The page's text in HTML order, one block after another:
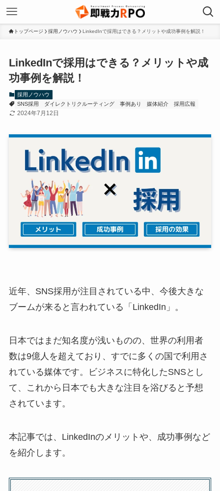
トップページ 採用ノウハウ LinkedInで採用はできる？メリットや成功事例を解説！
LinkedInで採用はできる？メリットや成
功事例を解説！
採用ノウハウ
SNS採用
ダイレクトリクルーティング 事例あり 媒体紹介 採用広報
2024年7月12日
近年、SNS採用が注目されている中、今後大きな
ブームが来ると言われている「LinkedIn」。
日本ではまだ知名度が浅いものの、世界の利用者
数は9億人を超えており、すでに多くの国で利用さ
れている媒体です。ビジネスに特化したSNSとし
て、これから日本でも大きな注目を浴びると予想
されています。
本記事では、LinkedInのメリットや、成功事例など
を紹介します。